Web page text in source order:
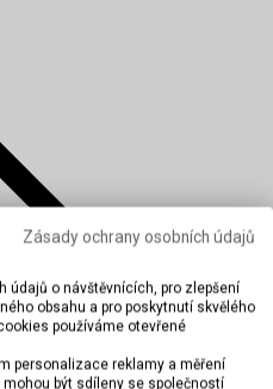
Zásady ochrany osobních údajů
údajů o návštěvnících, pro zlepšení
obsahu a pro poskytnutí skvělého
používáme otevřené
personalizace reklamy a měření
být sdíleny se společností